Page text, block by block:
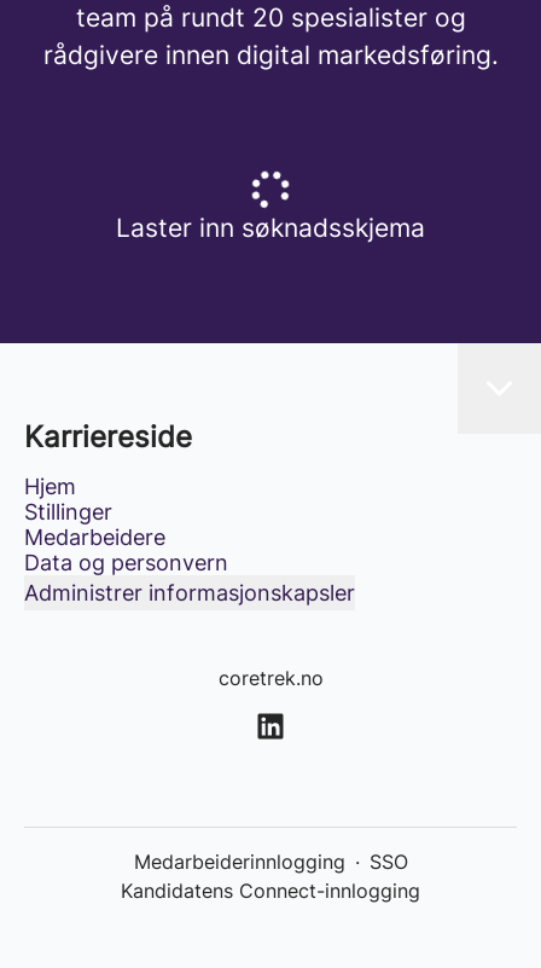
team på rundt 20 spesialister og
rådgivere innen digital markedsføring.
Laster inn søknadsskjema
Karriereside
Hjem
Stillinger
Medarbeidere
Data og personvern
Administrer informasjonskapsler
coretrek.no
Medarbeiderinnlogging · SSO
Kandidatens Connect-innlogging